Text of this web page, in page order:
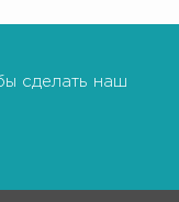
сделать наш